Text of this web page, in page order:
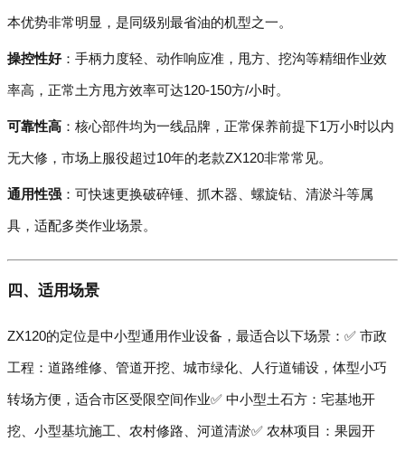
本优势非常明显，是同级别最省油的机型之一。
操控性好：手柄力度轻、动作响应准，甩方、挖沟等精细作业效
率高，正常土方甩方效率可达120-150方/小时。
可靠性高 ：核心部件均为一线品牌，正常保养前提下1万小时以内
无大修，市场上服役超过10年的老款ZX120非常常见。
通用性强 ：可快速更换破碎锤、抓木器、螺旋钻、清淤斗等属
具，适配多类作业场景。
四、适用场景
ZX120的定位是中小型通用作业设备，最适合以下场景：✅ 市政
工程：道路维修、管道开挖、城市绿化、人行道铺设，体型小巧
转场方便，适合市区受限空间作业✅ 中小型土石方：宅基地开
挖、小型基坑施工、农村修路、河道清淤✅ 农林项目：果园开